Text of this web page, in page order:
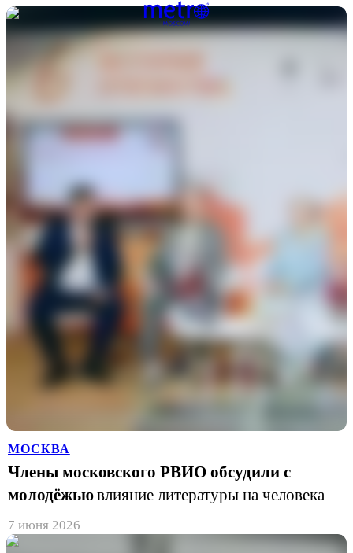
МОСКВА
Члены московского РВИО обсудили с
молодёжьювлияние литературы на человека
7 июня 2026